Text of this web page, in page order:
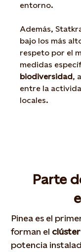
entorno.
Además,
bajo los más
respeto por el
medidas
biodiversidad,
entre la
locales.
Parte
Pinea es el
forman el
potencia